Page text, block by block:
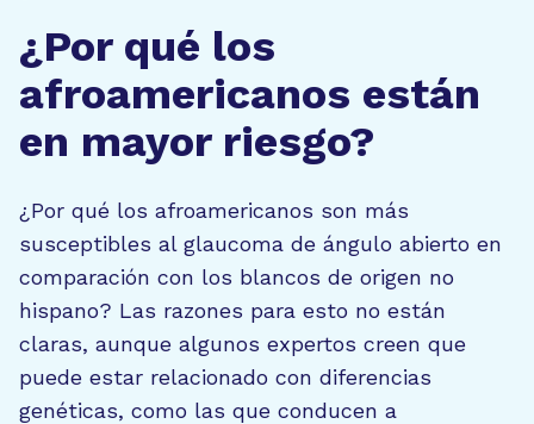
¿Por qué los
afroamericanos están
en mayor riesgo?
¿Por qué los afroamericanos son más
susceptibles al glaucoma de ángulo abierto en
comparación con los blancos de origen no
hispano? Las razones para esto no están
claras, aunque algunos expertos creen que
puede estar relacionado con diferencias
genéticas, como las que conducen a